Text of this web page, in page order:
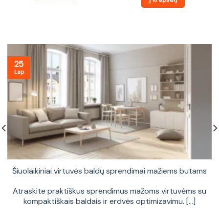
Šiuolaikiniai virtuvės baldų sprendimai mažiems butams
Atraskite praktiškus sprendimus mažoms virtuvėms su
kompaktiškais baldais ir erdvės optimizavimu. [...]
25
Lap